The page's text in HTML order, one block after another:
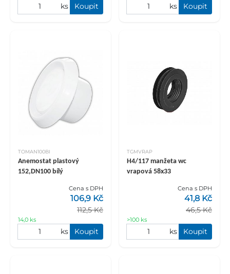
ks Koupit ks Koupit
TOMAN100BI
Anemostat plastový
152,DN100 bílý
Cena s DPH
112,5 Kč
106,9 Kč
14,0 ks
ks Koupit
TGMVRAP
H4/117 manžeta wc
vrapová 58x33
Cena s DPH
46,5 Kč
41,8 Kč
>100 ks
ks Koupit